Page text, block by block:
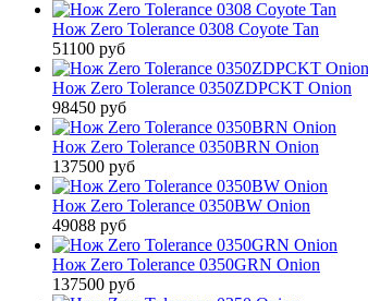
Нож Zero Tolerance 0308 Coyote Tan
51100 руб
Нож Zero Tolerance 0350ZDPCKT Onion
98450 руб
Нож Zero Tolerance 0350BRN Onion
137500 руб
Нож Zero Tolerance 0350BW Onion
49088 руб
Нож Zero Tolerance 0350GRN Onion
137500 руб